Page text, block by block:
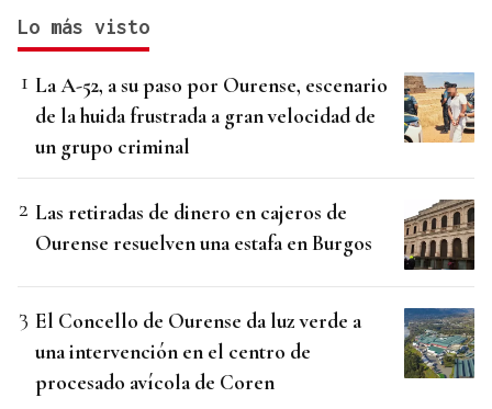
Lo más visto
La A-52, a su paso por Ourense, escenario
de la huida frustrada a gran velocidad de
un grupo criminal
Las retiradas de dinero en cajeros de
Ourense resuelven una estafa en Burgos
El Concello de Ourense da luz verde a
una intervención en el centro de
procesado avícola de Coren